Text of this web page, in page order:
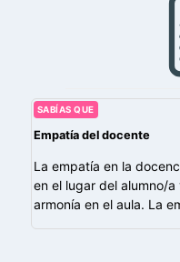
SABÍAS QUE
Empatía del docente
La empatía en la
en el lugar del alumno/
armonía en el aula. La